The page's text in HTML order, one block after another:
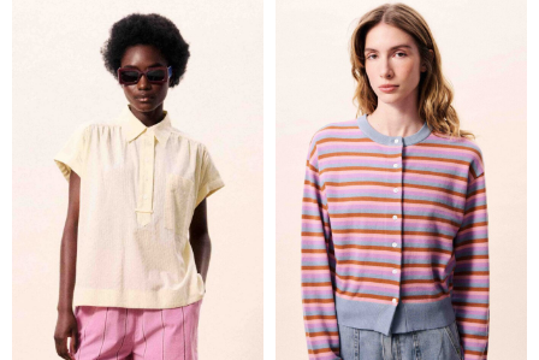
Produkt
weist
mehrere
Varianten
auf.
Die
Optionen
können
auf
der
Produktseite
gewählt
Produkt
weist
mehrere
Varianten
auf.
Die
Optionen
können
auf
der
Produktseite
gewählt